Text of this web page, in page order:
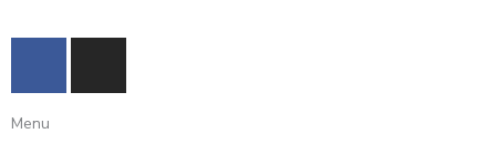
F
c
e
I
s
Menu